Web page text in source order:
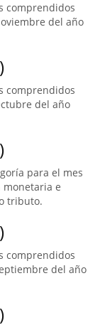
comprendidos
del año
comprendidos
del año
para el mes
monetaria e
tributo.
comprendidos
del año